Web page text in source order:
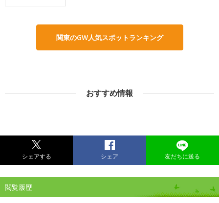
関東のGW人気スポットランキング
おすすめ情報
シェアする シェア 友だちに送る
閲覧履歴